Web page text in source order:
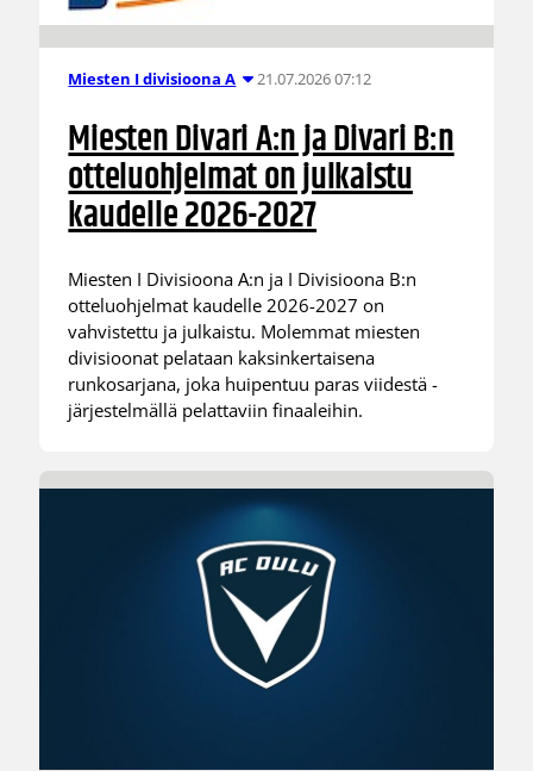
Miesten I divisioona A 21.07.2026 07:12
Miesten Divari A:n ja Divari B:n
otteluohjelmat on julkaistu
kaudelle 2026-2027
Miesten I Divisioona A:n ja I Divisioona B:n
otteluohjelmat kaudelle 2026-2027 on
vahvistettu ja julkaistu. Molemmat miesten
divisioonat pelataan kaksinkertaisena
runkosarjana, joka huipentuu paras viidestä -
järjestelmällä pelattaviin finaaleihin.